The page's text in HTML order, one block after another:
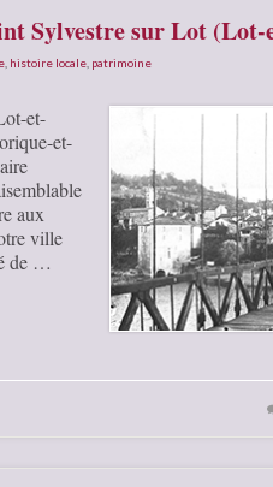
Sylvestre sur Lot (Lot-
histoire locale patrimoine
et-
et-
aux
ville
de …